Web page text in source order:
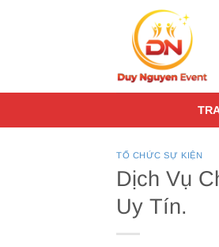
TỔ CHỨC SỰ KIỆN
Dịch Vụ
Uy Tín.